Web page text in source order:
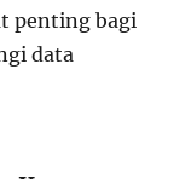
penting bagi
data